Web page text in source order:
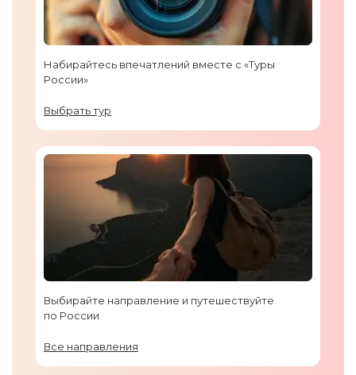
Набирайтесь впечатлений вместе с «Туры
России»
Выбрать тур
Выбирайте направление и путешествуйте
по России
Все направления